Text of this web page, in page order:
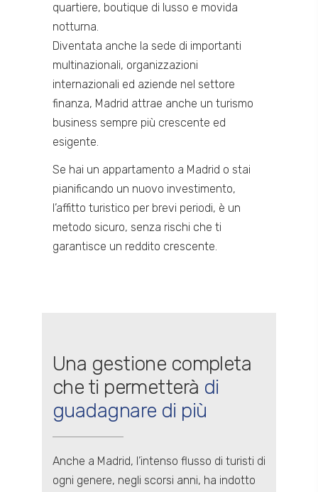
quartiere, boutique di lusso e movida
notturna.
Diventata anche la sede di importanti
multinazionali, organizzazioni
internazionali ed aziende nel settore
finanza, Madrid attrae anche un turismo
business sempre più crescente ed
esigente.
Se hai un appartamento a Madrid o stai
pianificando un nuovo investimento,
l’affitto turistico per brevi periodi, è un
metodo sicuro, senza rischi che ti
garantisce un reddito crescente.
Una gestione completa
che ti permetterà di
guadagnare di più
Anche a Madrid, l’intenso flusso di turisti di
ogni genere, negli scorsi anni, ha indotto